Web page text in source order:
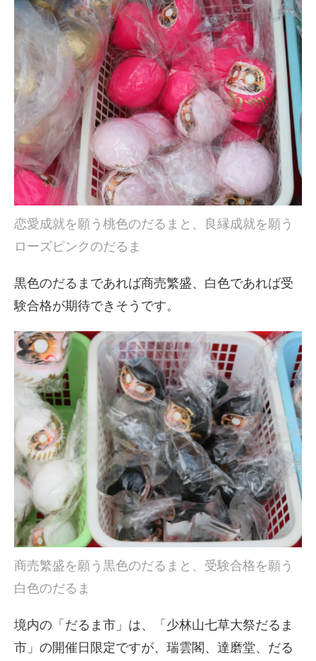
恋愛成就を願う桃色のだるまと、良縁成就を願う
ローズピンクのだるま
黒色のだるまであれば商売繁盛、白色であれば受
験合格が期待できそうです。
商売繁盛を願う黒色のだるまと、受験合格を願う
白色のだるま
境内の「だるま市」は、「少林山七草大祭だるま
市」の開催日限定ですが、瑞雲閣、達磨堂、だる